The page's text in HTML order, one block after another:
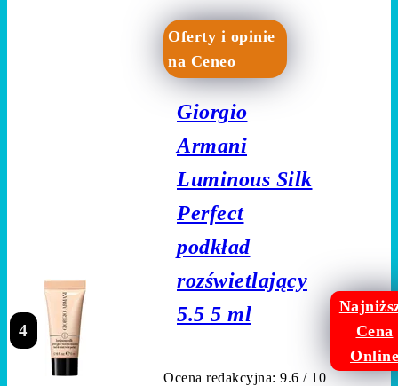
Oferty i opinie
na Ceneo
4
Giorgio
Armani
Luminous Silk
Perfect
podkład
rozświetlający
5.5 5 ml
Ocena redakcyjna: 9.6 / 10
Cena
Online